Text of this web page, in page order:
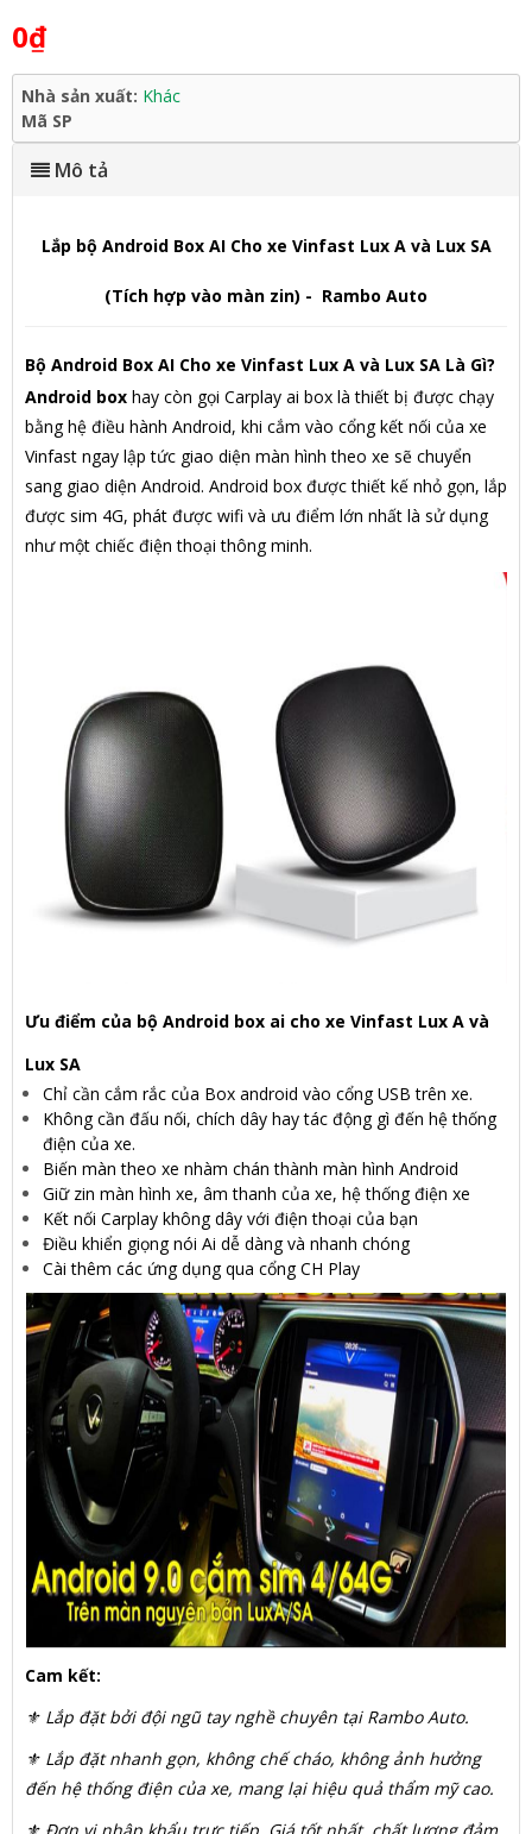
0₫
Nhà sản xuất: Khác
Mã SP
Mô tả
Lắp bộ Android Box AI Cho xe Vinfast Lux A và Lux SA
(Tích hợp vào màn zin) - Rambo Auto
Bộ Android Box AI Cho xe Vinfast Lux A và Lux SA Là Gì?
Android box hay còn gọi Carplay ai box là thiết bị được chạy
bằng hệ điều hành Android, khi cắm vào cổng kết nối của xe
Vinfast ngay lập tức giao diện màn hình theo xe sẽ chuyển
sang giao diện Android. Android box được thiết kế nhỏ gọn, lắp
được sim 4G, phát được wifi và ưu điểm lớn nhất là sử dụng
như một chiếc điện thoại thông minh.
Ưu điểm của bộ Android box ai cho xe Vinfast Lux A và
Lux SA
Chỉ cần cắm rắc của Box android vào cổng USB trên xe.
Không cần đấu nối, chích dây hay tác động gì đến hệ thống
điện của xe.
Biến màn theo xe nhàm chán thành màn hình Android
Giữ zin màn hình xe, âm thanh của xe, hệ thống điện xe
Kết nối Carplay không dây với điện thoại của bạn
Điều khiển giọng nói Ai dễ dàng và nhanh chóng
Cài thêm các ứng dụng qua cổng CH Play
Cam kết:
⚜ Lắp đặt bởi đội ngũ tay nghề chuyên tại Rambo Auto.
⚜ Lắp đặt nhanh gọn, không chế cháo, không ảnh hưởng
đến hệ thống điện của xe, mang lại hiệu quả thẩm mỹ cao.